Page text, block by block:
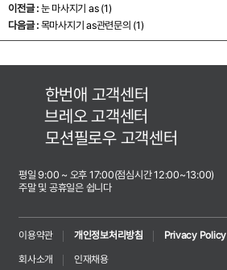
이전글 : 눈 마사지기 as (1)
다음글 : 목마사지기 as관련문의 (1)
한번애 고객센터
브레오 고객센터
모션필로우 고객센터
평일 9:00 ~ 오후 17:00(점심시간 12:00~13:00)
주말 및 공휴일은 쉽니다
이용약관 개인정보처리방침 Privacy Policy
회사소개
인재채용